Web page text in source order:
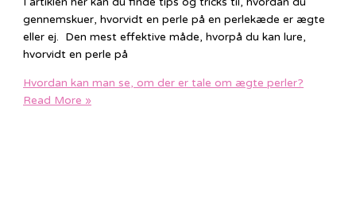
gennemskuer, hvorvidt en perle på en perlekæde er ægte
eller ej. Den mest effektive måde, hvorpå du kan lure,
hvorvidt en perle på
Hvordan kan man se, om der er tale om ægte perler?
Read More »